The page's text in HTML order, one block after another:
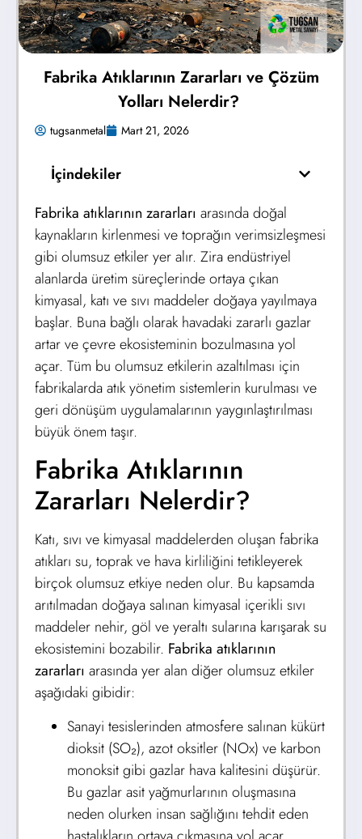
Fabrika Atıklarının Zararları ve Çözüm
Yolları Nelerdir?
tugsanmetal Mart 21, 2026
İçindekiler
Fabrika atıklarının zararları arasında doğal
kaynakların kirlenmesi ve toprağın verimsizleşmesi
gibi olumsuz etkiler yer alır. Zira endüstriyel
alanlarda üretim süreçlerinde ortaya çıkan
kimyasal, katı ve sıvı maddeler doğaya yayılmaya
başlar. Buna bağlı olarak havadaki zararlı gazlar
artar ve çevre ekosisteminin bozulmasına yol
açar. Tüm bu olumsuz etkilerin azaltılması için
fabrikalarda atık yönetim sistemlerin kurulması ve
geri dönüşüm uygulamalarının yaygınlaştırılması
büyük önem taşır.
Fabrika Atıklarının
Zararları Nelerdir?
Katı, sıvı ve kimyasal maddelerden oluşan fabrika
atıkları su, toprak ve hava kirliliğini tetikleyerek
birçok olumsuz etkiye neden olur. Bu kapsamda
arıtılmadan doğaya salınan kimyasal içerikli sıvı
maddeler nehir, göl ve yeraltı sularına karışarak su
ekosistemini bozabilir. Fabrika atıklarının
zararları arasında yer alan diğer olumsuz etkiler
aşağıdaki gibidir:
Sanayi tesislerinden atmosfere salınan kükürt
dioksit (SO₂), azot oksitler (NOx) ve karbon
monoksit gibi gazlar hava kalitesini düşürür.
Bu gazlar asit yağmurlarının oluşmasına
neden olurken insan sağlığını tehdit eden